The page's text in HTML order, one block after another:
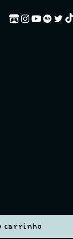
carrinho